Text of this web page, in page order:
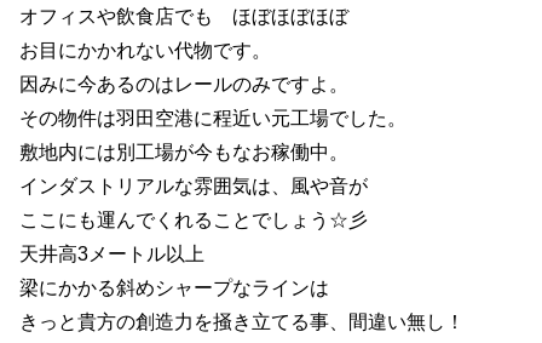
オフィスや飲食店でも ほぼほぼほぼ
お目にかかれない代物です。
因みに今あるのはレールのみですよ。
その物件は羽田空港に程近い元工場でした。
敷地内には別工場が今もなお稼働中。
インダストリアルな雰囲気は、風や音が
ここにも運んでくれることでしょう☆彡
天井高3メートル以上
梁にかかる斜めシャープなラインは
きっと貴方の創造力を掻き立てる事、間違い無し！